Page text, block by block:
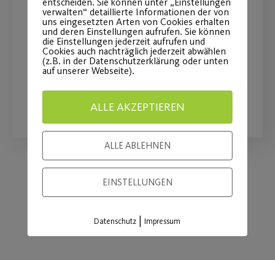
Unser Pfingstferienprogramm Fit und
Gesund Erwachsene vom
07.06.-17.06.2022
Load More
verwalten“ detaillierte Informationen der von
uns eingesetzten Arten von Cookies erhalten
und deren Einstellungen aufrufen. Sie können
die Einstellungen jederzeit aufrufen und
Cookies auch nachträglich jederzeit abwählen
(z.B. in der Datenschutzerklärung oder unten
auf unserer Webseite).
ALLE AKZEPTIEREN
ALLE ABLEHNEN
EINSTELLUNGEN
Datenschutz |Impressum